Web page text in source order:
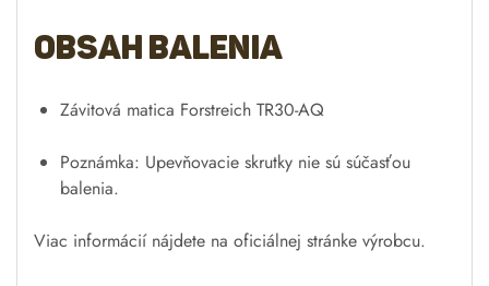
Obsah balenia
Závitová matica Forstreich TR30-AQ
Poznámka: Upevňovacie skrutky nie sú súčasťou
balenia.
Viac informácií nájdete na oficiálnej stránke výrobcu.